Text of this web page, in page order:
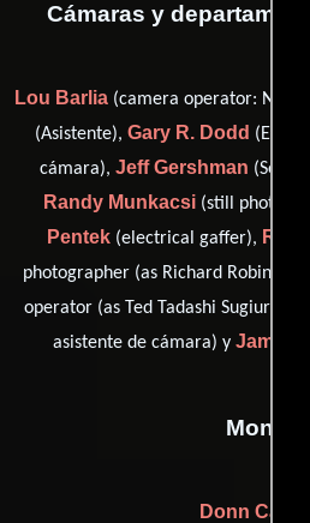
Cámaras y
Lou Barlia(camera operator: New
(Asistente), Gary R. Dodd
cámara), Jeff Gershman
Randy Munkacsi (still
Pentek (electrical gaffer),
photographer (as Richard Robinson)),
operator (as Ted Tadashi Sugiura)),
asistente de cámara) y James
Montaje
Donn